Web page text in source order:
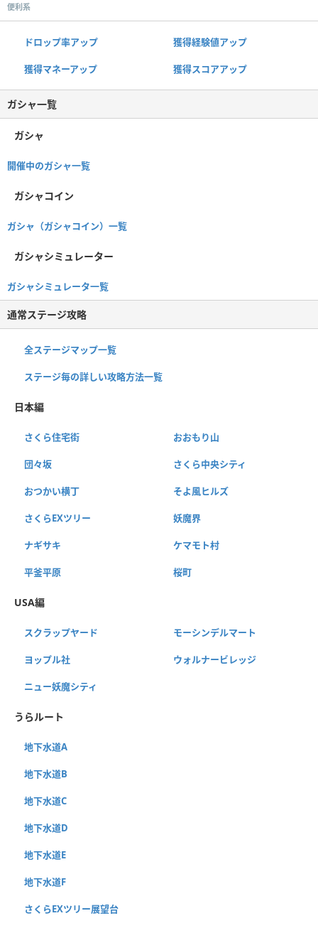
便利系
ドロップ率アップ 獲得経験値アップ
獲得マネーアップ 獲得スコアアップ
ガシャ一覧
ガシャ
開催中のガシャ一覧
ガシャコイン
ガシャ（ガシャコイン）一覧
ガシャシミュレーター
ガシャシミュレータ一覧
通常ステージ攻略
全ステージマップ一覧
ステージ毎の詳しい攻略方法一覧
日本編
さくら住宅街 おおもり山
団々坂 さくら中央シティ
おつかい横丁 そよ風ヒルズ
さくらEXツリー 妖魔界
ナギサキ ケマモト村
平釜平原 桜町
USA編
スクラップヤード モーシンデルマート
ヨップル社 ウォルナービレッジ
ニュー妖魔シティ
うらルート
地下水道A
地下水道B
地下水道C
地下水道D
地下水道E
地下水道F
さくらEXツリー展望台